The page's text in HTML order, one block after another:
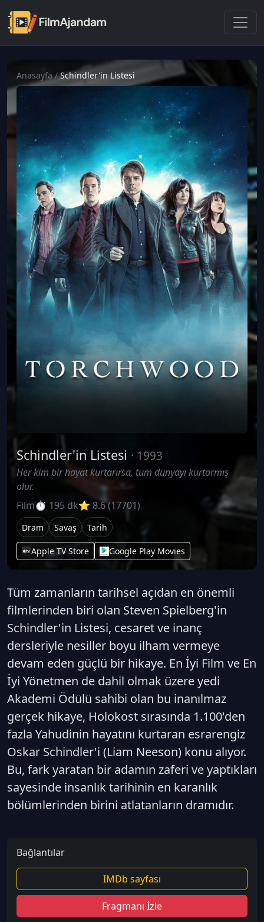
Anasayfa /Schindler'in Listesi
Schindler'in Listesi · 1993
Her kim bir hayat kurtarırsa, tüm dünyayı kurtarmış
olur.
Film⏱ 195 dk⭐ 8.6 (17701)
Dram Savaş Tarih
Apple TV Store Google Play Movies
Tüm zamanların tarihsel açıdan en önemli
filmlerinden biri olan Steven Spielberg'in
Schindler'in Listesi, cesaret ve inanç
dersleriyle nesiller boyu ilham vermeye
devam eden güçlü bir hikaye. En İyi Film ve En
İyi Yönetmen de dahil olmak üzere yedi
Akademi Ödülü sahibi olan bu inanılmaz
gerçek hikaye, Holokost sırasında 1.100'den
fazla Yahudinin hayatını kurtaran esrarengiz
Oskar Schindler'i (Liam Neeson) konu alıyor.
Bu, fark yaratan bir adamın zaferi ve yaptıkları
sayesinde insanlık tarihinin en karanlık
bölümlerinden birini atlatanların dramıdır.
Bağlantılar
IMDb sayfası
Fragmanı İzle